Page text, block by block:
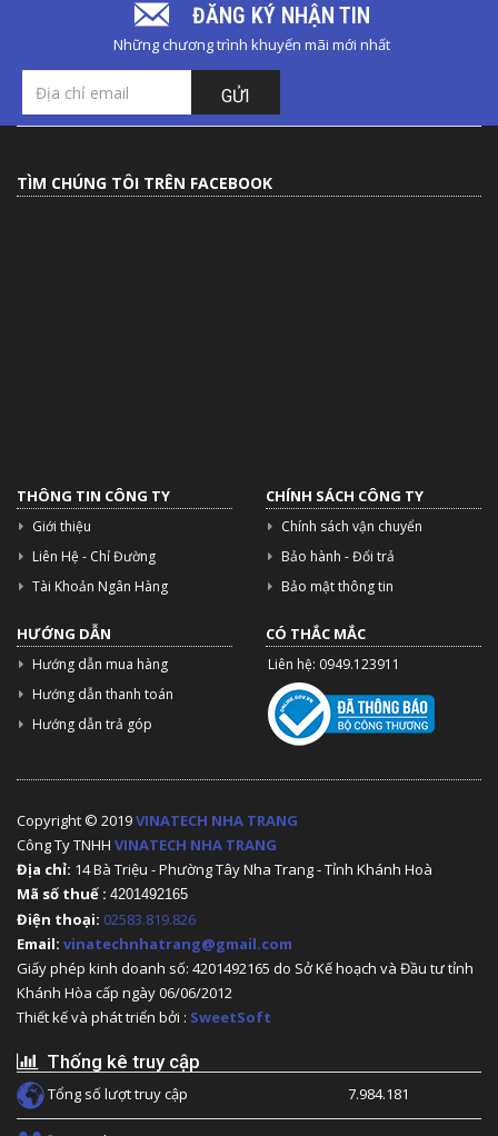
ĐĂNG KÝ NHẬN TIN
Những chương trình khuyến mãi mới nhất
GỬI
TÌM CHÚNG TÔI TRÊN FACEBOOK
THÔNG TIN CÔNG TY
Giới thiệu
Liên Hệ - Chỉ Đường
Tài Khoản Ngân Hàng
CHÍNH SÁCH CÔNG TY
Chính sách vận chuyển
Bảo hành - Đổi trả
Bảo mật thông tin
HƯỚNG DẪN
Hướng dẫn mua hàng
Hướng dẫn thanh toán
Hướng dẫn trả góp
CÓ THẮC MẮC
Liên hệ: 0949.123911
Copyright © 2019VINATECH NHA TRANG
Công Ty TNHH VINATECH NHA TRANG
Địa chỉ: 14 Bà Triệu - Phường Tây Nha Trang - Tỉnh Khánh Hoà
Mã số thuế : 4201492165
Điện thoại: 02583.819.826
Email: vinatechnhatrang@gmail.com
Giấy phép kinh doanh số: 4201492165 do Sở Kế hoạch và Đầu tư tỉnh
Khánh Hòa cấp ngày 06/06/2012
Thiết kế và phát triển bởi : SweetSoft
Thống kê truy cập
Tổng số lượt truy cập 7.984.181